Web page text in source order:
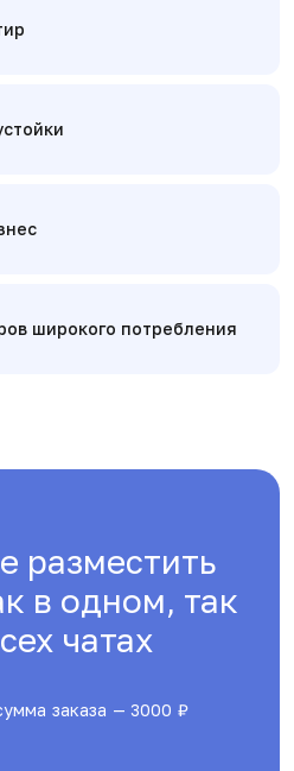
широкого потребления
разместить
в одном, так
чатах
заказа — 3000 ₽